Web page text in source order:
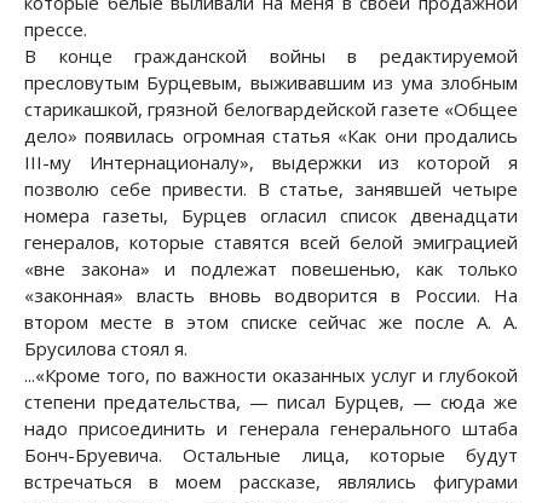
прессе.
В конце гражданской войны в редактируемой
пресловутым Бурцевым, выживавшим из ума злобным
старикашкой, грязной белогвардейской газете «Общее
дело» появилась огромная статья «Как они продались
III-му Интернационалу», выдержки из которой я
позволю себе привести. В статье, занявшей четыре
номера газеты, Бурцев огласил список двенадцати
генералов, которые ставятся всей белой эмиграцией
«вне закона» и подлежат повешенью, как только
«законная» власть вновь водворится в России. На
втором месте в этом списке сейчас же после А. А.
Брусилова стоял я.
...«Кроме того, по важности оказанных услуг и глубокой
степени предательства, — писал Бурцев, — сюда же
надо присоединить и генерала генерального штаба
Бонч-Бруевича. Остальные лица, которые будут
встречаться в моем рассказе, являлись фигурами